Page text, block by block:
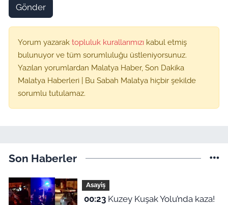
Gönder
Yorum yazarak topluluk kurallarımızı kabul etmiş
bulunuyor ve tüm sorumluluğu üstleniyorsunuz.
Yazılan yorumlardan Malatya Haber, Son Dakika
Malatya Haberleri | Bu Sabah Malatya hiçbir şekilde
sorumlu tutulamaz.
Son Haberler
Asayiş
00:23Kuzey Kuşak Yolu’nda kaza!